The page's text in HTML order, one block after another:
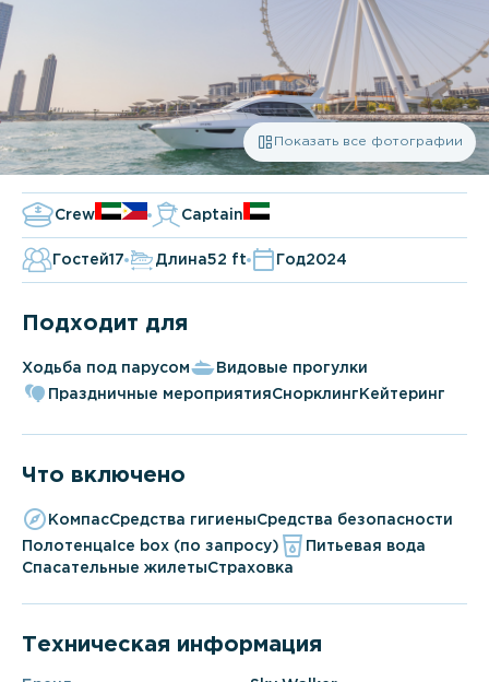
Показать все фотографии
Crew Captain
Гостей17 Длина52 ft Год2024
Подходит для
Ходьба под парусом
Видовые прогулки
Праздничные мероприятияСнорклинг Кейтеринг
Что включено
КомпасСредства гигиеныСредства безопасности
Полотенца Ice box (по запросу)
Питьевая вода
Спасательные жилетыСтраховка
Техническая информация